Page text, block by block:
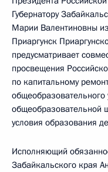
Губернатору
Марии Валентиновны
Приаргунск
предусматривает
просвещения
по капитальному
общеобразовательной
условия образования
Исполняющий
Забайкальского края